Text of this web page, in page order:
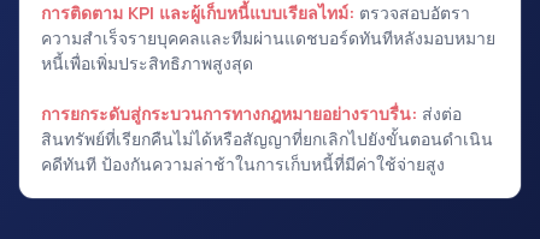
การติดตาม KPI และผู้เก็บหนี้แบบเรียลไทม์: ตรวจสอบอัตรา
ความสำเร็จรายบุคคลและทีมผ่านแดชบอร์ดทันทีหลังมอบหมาย
หนี้เพื่อเพิ่มประสิทธิภาพสูงสุด
การยกระดับสู่กระบวนการทางกฎหมายอย่างราบรื่น: ส่งต่อ
สินทรัพย์ที่เรียกคืนไม่ได้หรือสัญญาที่ยกเลิกไปยังขั้นตอนดำเนิน
คดีทันที ป้องกันความล่าช้าในการเก็บหนี้ที่มีค่าใช้จ่ายสูง